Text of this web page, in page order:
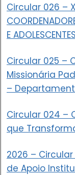
Circular 026 –
E
Circular 025 –
Missionária
–
Circular 024 –
que
2026 –
de Apoio